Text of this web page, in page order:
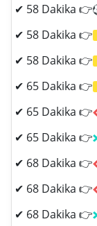
✔ 58 Dakika 👉
✔ 58 Dakika 👉
✔ 58 Dakika 👉
✔ 65 Dakika 👉
✔ 65 Dakika 👉
✔ 65 Dakika 👉
✔ 68 Dakika 👉
✔ 68 Dakika 👉
✔ 68 Dakika 👉